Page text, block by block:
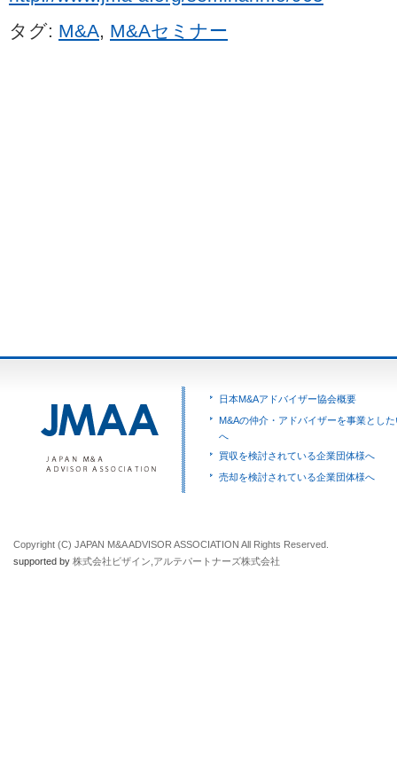
タグ: M&A, M&Aセミナー
日本M&Aアドバイザー協会概要
M&Aの仲介・アドバイザーを事業とし
へ
買収を検討されている企業団体様へ
売却を検討されている企業団体様へ
Copyright (C) JAPAN M&A ADVISOR ASSOCIATION All Rights Reserved.
supported by 株式会社ビザイン アルテパートナーズ株式会社